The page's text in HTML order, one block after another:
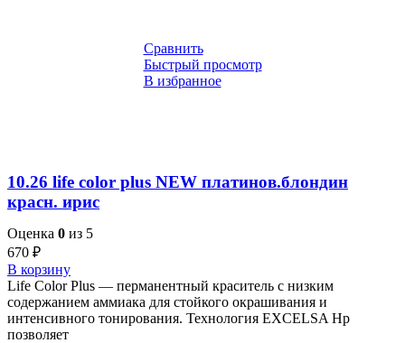
Сравнить
Быстрый просмотр
В избранное
10.26 life color plus NEW платинов.блондин
красн. ирис
Оценка 0 из 5
670 ₽
В корзину
Life Color Plus — перманентный краситель с низким
содержанием аммиака для стойкого окрашивания и
интенсивного тонирования. Технология EXCELSA Hp
позволяет